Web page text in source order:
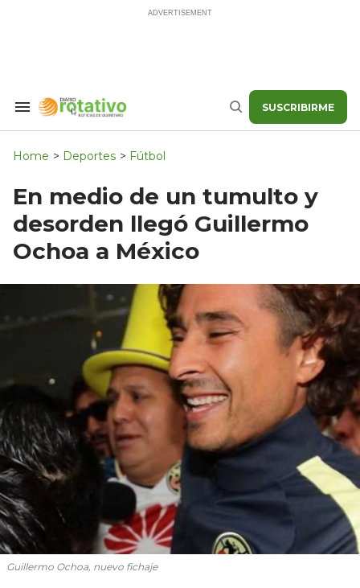
Search
Navigation
Buscar SUSCRIBIRME
Home > Deportes > Fútbol
En medio de un tumulto y
desorden llegó Guillermo
Ochoa a México
Guillermo Ochoa, nuevo fichaje